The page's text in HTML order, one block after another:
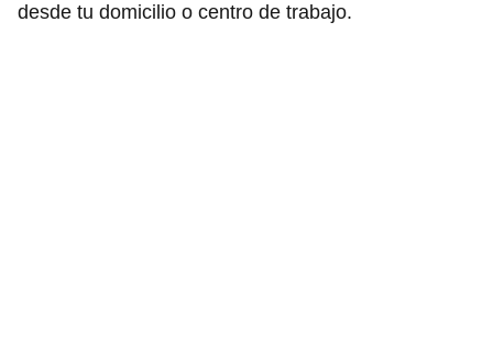
desde tu domicilio o centro de trabajo.